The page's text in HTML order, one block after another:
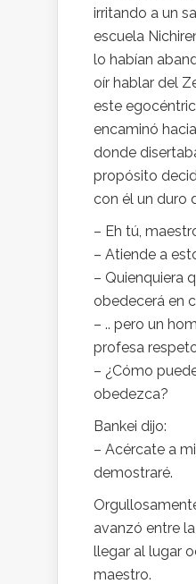
irritando a un
escuela
lo habían
oír hablar del
este
encaminó
donde
propósito
con él un duro
– Eh tú,
– Atiende a
– Quienquiera
obedecerá en
– .. pero un
profesa
– ¿Cómo
obedezca?
Bankei dijo:
– Acércate a
demostraré.
avanzó entre
llegar al lugar
maestro.